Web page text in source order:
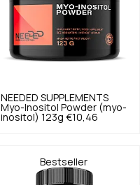
NEEDED SUPPLEMENTS
Myo-Inositol Powder (myo-
inositol) 123g €10,46
Bestseller